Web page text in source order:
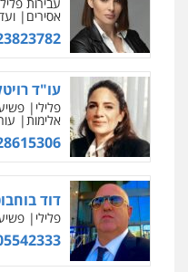
אסירים
עו"ד
פלילי
אלימות
דוד
פלילי